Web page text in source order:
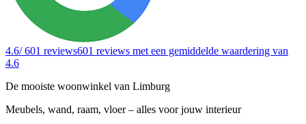
4.6/ 601 reviews601 reviews met een gemiddelde waardering van
4.6
De mooiste woonwinkel van Limburg
Meubels, wand, raam, vloer – alles voor jouw interieur